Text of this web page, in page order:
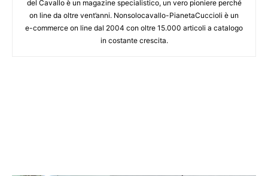
del Cavallo è un magazine specialistico, un vero pioniere perché
on line da oltre vent’anni. Nonsolocavallo-PianetaCuccioli è un
e-commerce on line dal 2004 con oltre 15.000 articoli a catalogo
in costante crescita.